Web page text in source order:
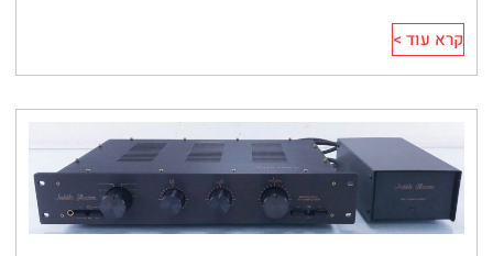
קרא עוד >